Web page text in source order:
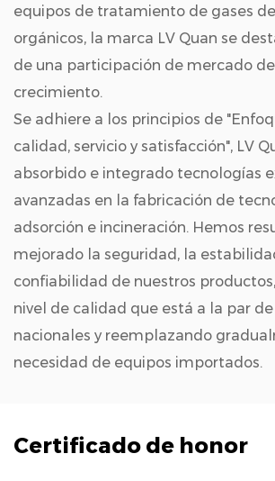
equipos de tratamiento de gases
orgánicos, la marca LV Quan se
de una participación de mercado
crecimiento.
Se adhiere a los principios de
calidad, servicio y satisfacción", LV
absorbido e integrado tecnologías
avanzadas en la fabricación de
adsorción e incineración. Hemos
mejorado la seguridad, la
confiabilidad de nuestros
nivel de calidad que está a la par
nacionales y reemplazando
necesidad de equipos importados.
Certificado de honor